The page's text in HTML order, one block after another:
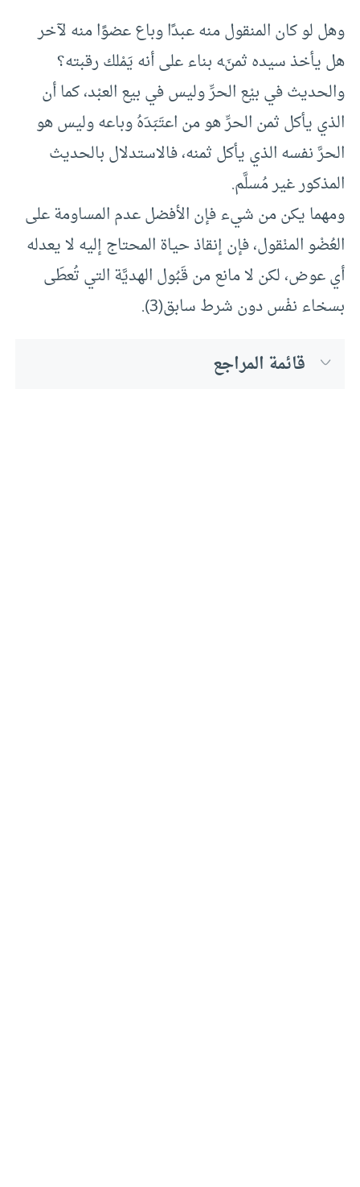
وهل لو كان المنقول منه عبدًا وباع عضوًا منه لآخر
هل يأخذ سيده ثمنَه بناء على أنه يَمْلك رقبته؟
والحديث في بيْع الحرِّ وليس في بيع العبْد، كما أن
الذي يأكل ثمن الحرِّ هو من اعتَبَدَهُ وباعه وليس هو
الحرَّ نفسه الذي يأكل ثمنه، فالاستدلال بالحديث
المذكور غير مُسلَّم.
ومهما يكن من شيء فإن الأفضل عدم المساومة على
العُضْو المنْقول، فإن إنقاذ حياة المحتاج إليه لا يعدله
أي عوض، لكن لا مانع من قَبُول الهديَّة التي تُعطَى
بسخاء نفْس دون شرط سابق(3).
قائمة المراجع